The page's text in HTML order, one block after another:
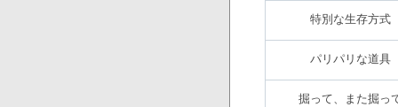
特別な生存方式
パリパリな道具
掘って、また掘っ